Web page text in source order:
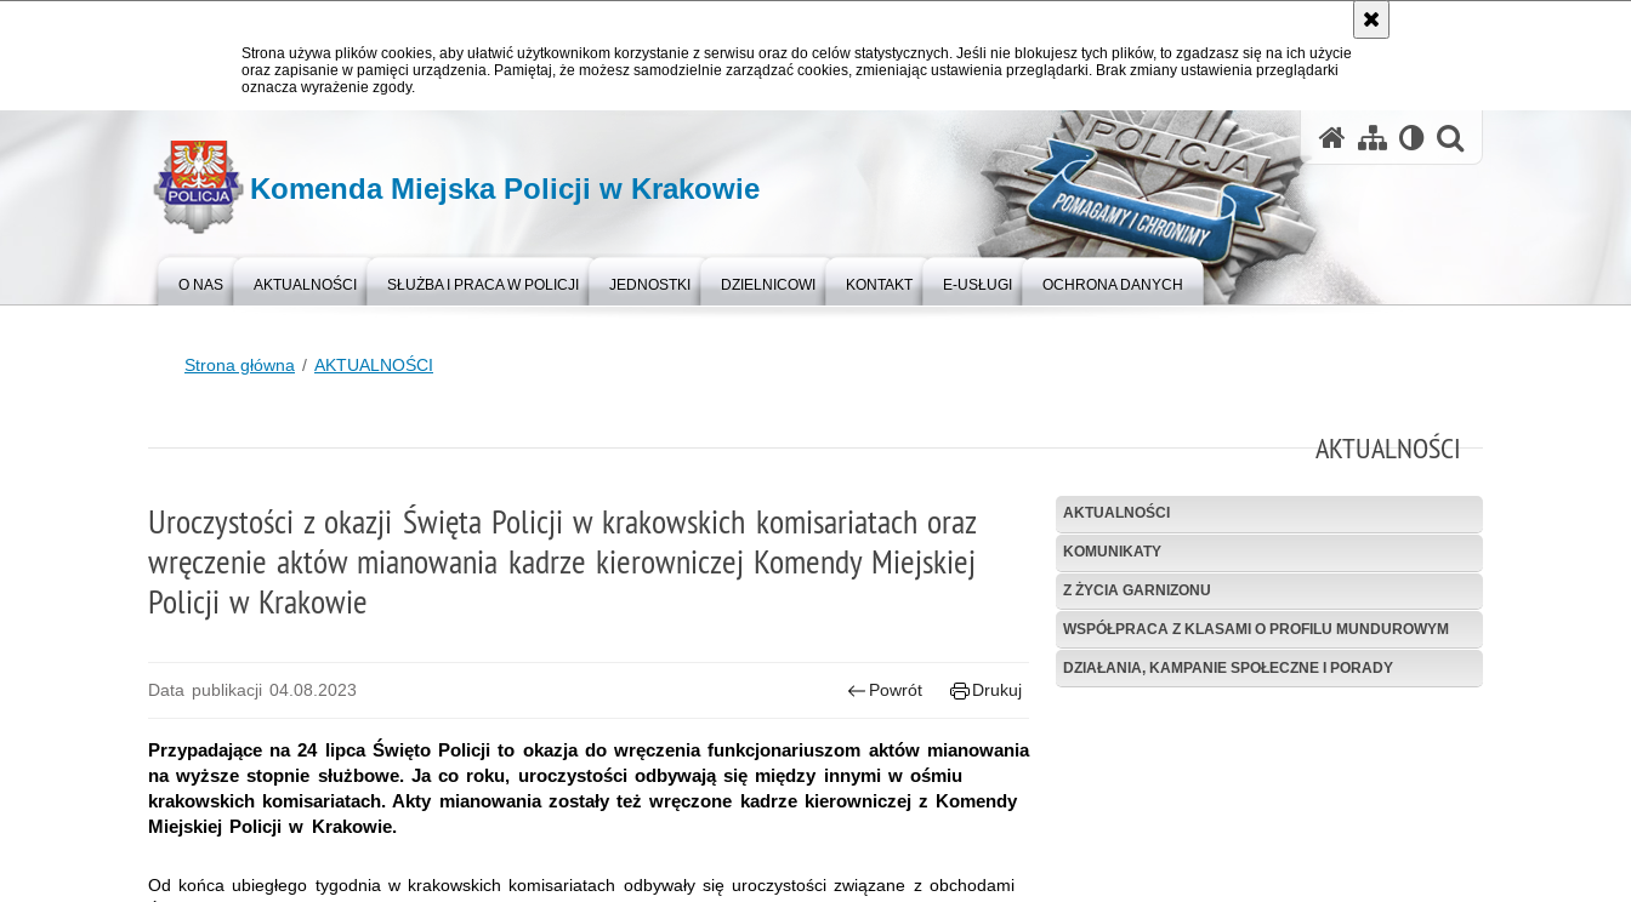
Strona używa plików cookies, aby ułatwić użytkownikom korzystanie z serwisu oraz do celów statystycznych. Jeśli nie blokujesz tych plików, to zgadzasz się na ich użycie
oraz zapisanie w pamięci urządzenia. Pamiętaj, że możesz samodzielnie zarządzać cookies, zmieniając ustawienia przeglądarki. Brak zmiany ustawienia przeglądarki
oznacza wyrażenie zgody.
Komenda Miejska Policji w Krakowie
O NAS AKTUALNOŚCI SŁUŻBA I PRACA W POLICJI JEDNOSTKI DZIELNICOWI KONTAKT E-USŁUGI OCHRONA DANYCH
Strona główna AKTUALNOŚCI
AKTUALNOŚCI
Uroczystości z okazji Święta Policji w krakowskich komisariatach oraz
wręczenie aktów mianowania kadrze kierowniczej Komendy Miejskiej
Policji w Krakowie
Data publikacji 04.08.2023 Powrót Drukuj
Przypadające na 24 lipca Święto Policji to okazja do wręczenia funkcjonariuszom aktów mianowania
na wyższe stopnie służbowe. Ja co roku, uroczystości odbywają się między innymi w ośmiu
krakowskich komisariatach. Akty mianowania zostały też wręczone kadrze kierowniczej z Komendy
Miejskiej Policji w Krakowie.
Od końca ubiegłego tygodnia w krakowskich komisariatach odbywały się uroczystości związane z obchodami
AKTUALNOŚCI
KOMUNIKATY
Z ŻYCIA GARNIZONU
WSPÓŁPRACA Z KLASAMI O PROFILU MUNDUROWYM
DZIAŁANIA, KAMPANIE SPOŁECZNE I PORADY